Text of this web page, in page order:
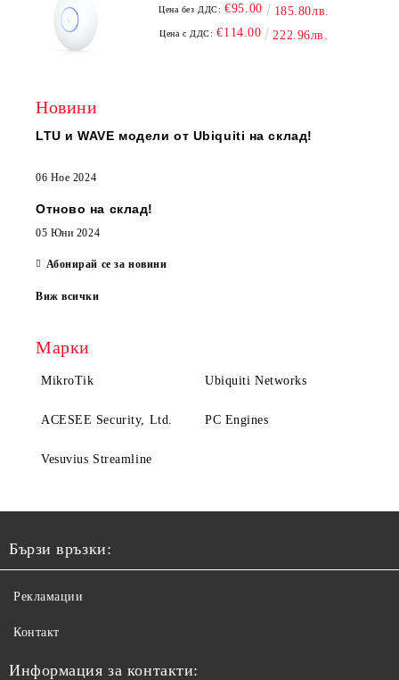
Цена без ДДС: €95.00 185.80лв.
Цена с ДДС: €114.00 222.96лв.
Новини
LTU и WAVE модели от Ubiquiti на склад!
06 Ное 2024
Отново на склад!
05 Юни 2024
Абонирай се за новини
Виж всички
Марки
MikroTik Ubiquiti Networks
ACESEE Security, Ltd. PC Engines
Vesuvius Streamline
Бързи връзки:
Рекламации
Контакт
Информация за контакти: